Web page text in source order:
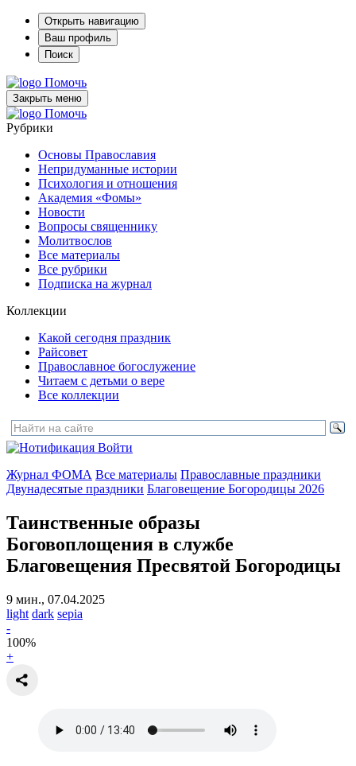
Открыть навигацию
Ваш профиль
Поиск
Помочь
Закрыть меню
Помочь
Рубрики
Основы Православия
Непридуманные истории
Психология и отношения
Академия «Фомы»
Новости
Вопросы священнику
Молитвослов
Все материалы
Все рубрики
Подписка на журнал
Коллекции
Какой сегодня праздник
Райсовет
Православное богослужение
Читаем с детьми о вере
Все коллекции
Войти
Журнал ФОМА Все материалы Православные праздники
Двунадесятые праздники Благовещение Богородицы 2026
Таинственные образы
Боговоплощения в службе
Благовещения Пресвятой Богородицы
9 мин., 07.04.2025
light dark sepia
-
100%
+